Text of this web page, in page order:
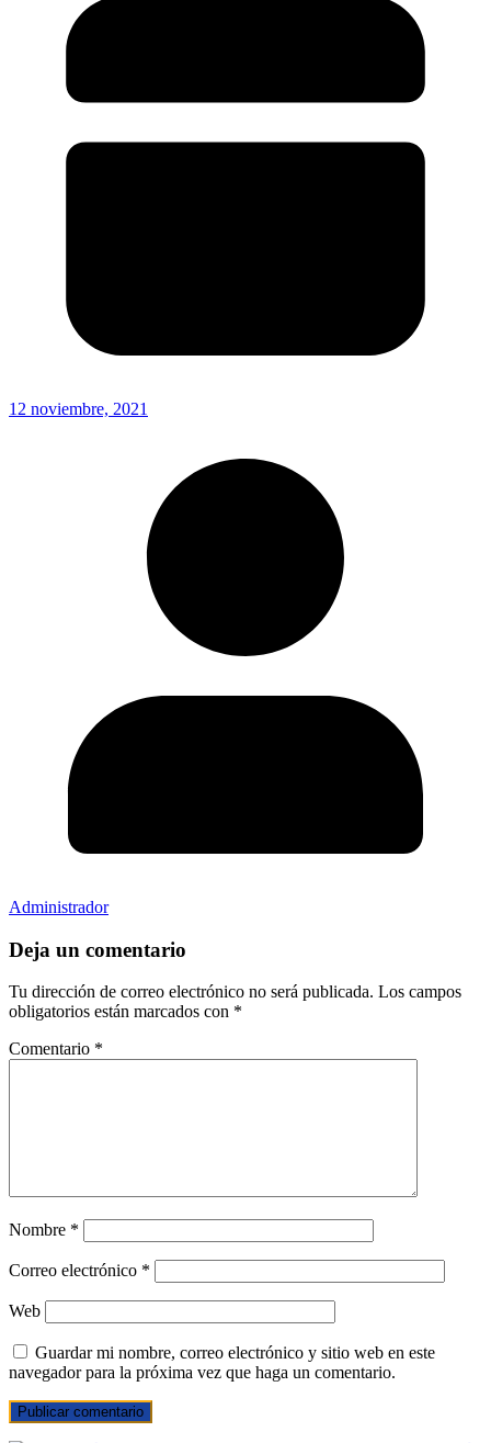
12 noviembre, 2021
Administrador
Deja un comentario
Tu dirección de correo electrónico no será publicada. Los campos
obligatorios están marcados con *
Comentario *
Nombre *
Correo electrónico *
Web
Guardar mi nombre, correo electrónico y sitio web en este
navegador para la próxima vez que haga un comentario.